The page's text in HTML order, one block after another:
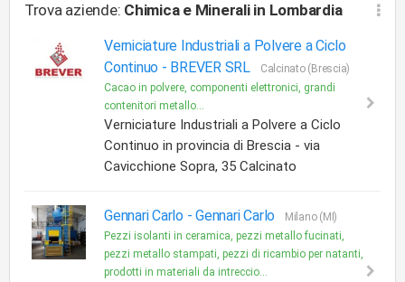
Trova aziende: Chimica e Minerali in Lombardia
Verniciature Industriali a Polvere a Ciclo
Continuo - BREVER SRL
Calcinato (Brescia)
Cacao in polvere, componenti elettronici, grandi
contenitori metallo...
Verniciature Industriali a Polvere a Ciclo
Continuo in provincia di Brescia - via
Cavicchione Sopra, 35 Calcinato
Gennari Carlo -Gennari Carlo
Milano (MI)
Pezzi isolanti in ceramica, pezzi metallo fucinati,
pezzi metallo stampati, pezzi di ricambio per natanti,
prodotti in materiali da intreccio...